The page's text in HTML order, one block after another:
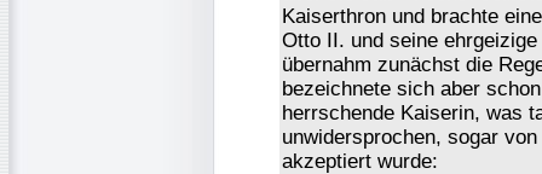
Kaiserthron und brachte
Otto II. und seine
übernahm zunächst die
bezeichnete sich aber
herrschende Kaiserin, was
unwidersprochen, sogar
akzeptiert wurde: